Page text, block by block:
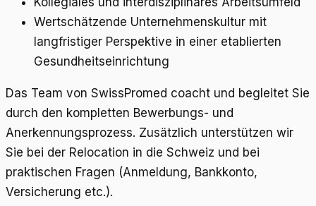
Wertschätzende Unternehmenskultur mit
langfristiger Perspektive in einer etablierten
Gesundheitseinrichtung
Das Team von SwissPromed coacht und begleitet Sie
durch den kompletten Bewerbungs- und
Anerkennungsprozess. Zusätzlich unterstützen wir
Sie bei der Relocation in die Schweiz und bei
praktischen Fragen (Anmeldung, Bankkonto,
Versicherung etc.).